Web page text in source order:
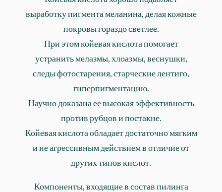
выработку пигмента меланина, делая кожные
покровы гораздо светлее.
При этом койевая кислота помогает
устранить мелазмы, хлоазмы, веснушки,
следы фотостарения, старческие лентиго,
гиперпигментацию.
Научно доказана ее высокая эффективность
против рубцов и постакне.
Койевая кислота обладает достаточно мягким
и не агрессивным действием в отличие от
других типов кислот.
Компоненты, входящие в состав пилинга